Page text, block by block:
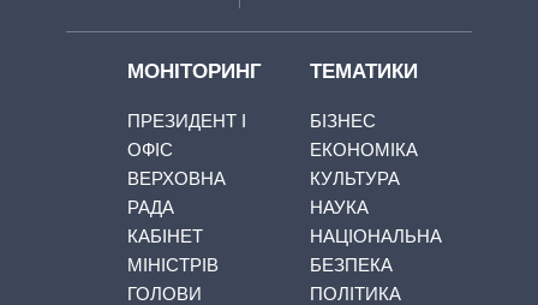
МОНІТОРИНГ
ПРЕЗИДЕНТ І
ОФІС
ВЕРХОВНА
РАДА
КАБІНЕТ
МІНІСТРІВ
ГОЛОВИ
ТЕМАТИКИ
БІЗНЕС
ЕКОНОМІКА
КУЛЬТУРА
НАУКА
НАЦІОНАЛЬНА
БЕЗПЕКА
ПОЛІТИКА